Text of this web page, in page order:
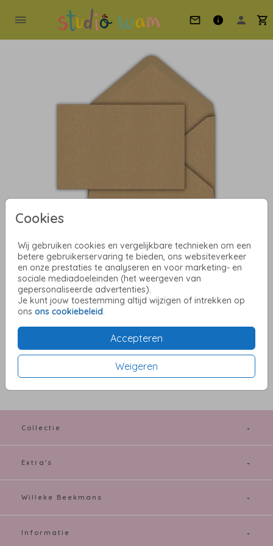
Cookies
Wij gebruiken cookies en vergelijkbare technieken om een
betere gebruikerservaring te bieden, ons websiteverkeer
en onze prestaties te analyseren en voor marketing- en
sociale mediadoeleinden (het weergeven van
gepersonaliseerde advertenties).
Je kunt jouw toestemming altijd wijzigen of intrekken op
ons ons cookiebeleid.
Accepteren
Weigeren
Antiek Goud 12 x 18
Aantal x 1 Prijs:€ 0,65
antiek 12 x 18
Prijs:€ 0,65 per 1
Collectie
Extra's
Willeke Beekmans
Informatie